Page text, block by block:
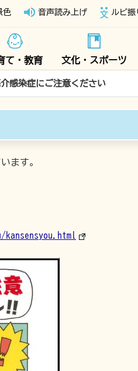
色 音声読み上げ ルビ振
て・教育 文化・スポーツ
感染症にご注意ください
ます。